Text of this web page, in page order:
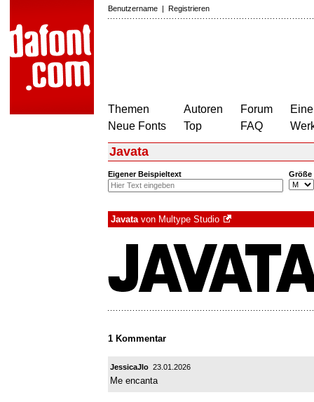
Benutzername | Registrieren
Themen
Neue Fonts
Autoren
Top
Forum
FAQ
Javata
Eigener Beispieltext Größe
Javatavon Multype Studio
1 Kommentar
JessicaJlo 23.01.2026
Me encanta